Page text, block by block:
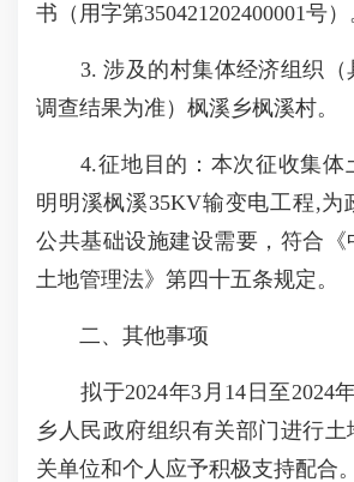
书（用字第350421202400001号）
3. 涉及的村集体经济组织（
调查结果为准）枫溪乡枫溪村。
4.征地目的：本次征收集体
明明溪枫溪35KV输变电工程,为
公共基础设施建设需要，符合《
土地管理法》第四十五条规定。
二、其他事项
拟于2024年3月14日至2024
乡人民政府组织有关部门进行
关单位和个人应予积极支持配合。